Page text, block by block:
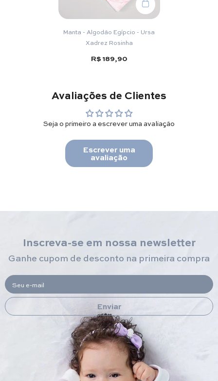
Manta - Algodão Egípcio - Ursa
Xadrez Rosinha
R$ 189,90
Avaliações de Clientes
Seja o primeiro a escrever uma avaliação
Escrever uma
avaliação
Inscreva-se em nossa newsletter
Ganhe cupom de desconto na primeira compra
Seu e-mail
Enviar